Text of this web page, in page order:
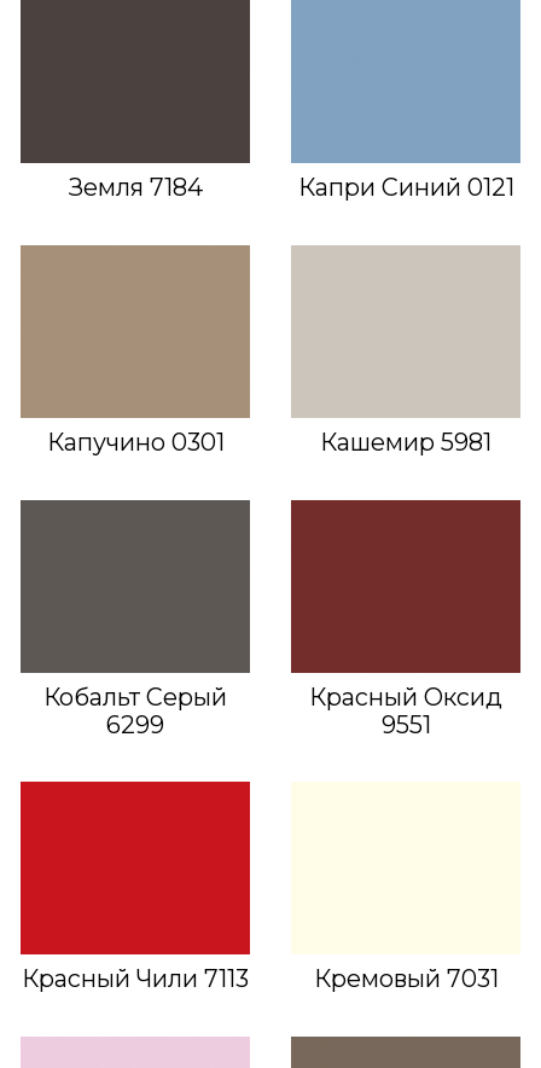
Земля 7184 Капри Синий 0121
Капучино 0301 Кашемир 5981
Кобальт Серый
6299
Красный Оксид
9551
Красный Чили 7113 Кремовый 7031